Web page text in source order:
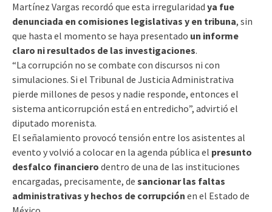
Martínez Vargas recordó que esta irregularidad ya fue
denunciada en comisiones legislativas y en tribuna, sin
que hasta el momento se haya presentado un informe
claro ni resultados de las investigaciones.
“La corrupción no se combate con discursos ni con
simulaciones. Si el Tribunal de Justicia Administrativa
pierde millones de pesos y nadie responde, entonces el
sistema anticorrupción está en entredicho”, advirtió el
diputado morenista.
El señalamiento provocó tensión entre los asistentes al
evento y volvió a colocar en la agenda pública el presunto
desfalco financiero dentro de una de las instituciones
encargadas, precisamente, de sancionar las faltas
administrativas y hechos de corrupción en el Estado de